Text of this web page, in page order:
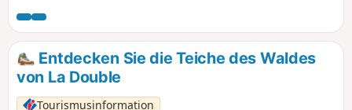
Entdecken Sie die Teiche des Waldes
von La Double
Tourismusinformation